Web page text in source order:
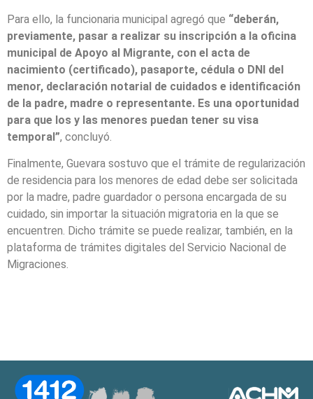
Para ello, la funcionaria municipal agregó que “deberán,
previamente, pasar a realizar su inscripción a la oficina
municipal de Apoyo al Migrante, con el acta de
nacimiento (certificado), pasaporte, cédula o DNI del
menor, declaración notarial de cuidados e identificación
de la padre, madre o representante. Es una oportunidad
para que los y las menores puedan tener su visa
temporal”, concluyó.
Finalmente, Guevara sostuvo que el trámite de regularización
de residencia para los menores de edad debe ser solicitada
por la madre, padre guardador o persona encargada de su
cuidado, sin importar la situación migratoria en la que se
encuentren. Dicho trámite se puede realizar, también, en la
plataforma de trámites digitales del Servicio Nacional de
Migraciones.